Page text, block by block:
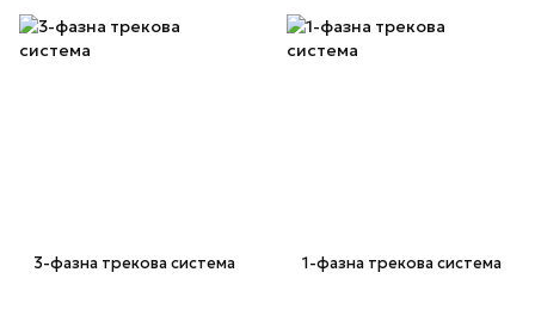
3-фазна трекова система 1-фазна трекова система